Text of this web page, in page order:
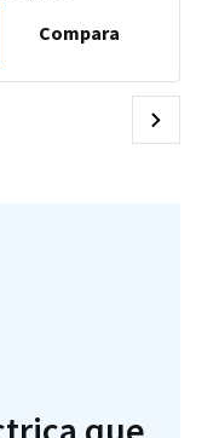
Compara